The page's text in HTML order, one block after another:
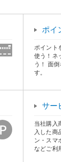
ポイ
ポイント
使う！ネ
う！ 面
す。
サー
当社購入
入した商
ン・スマ
などご利